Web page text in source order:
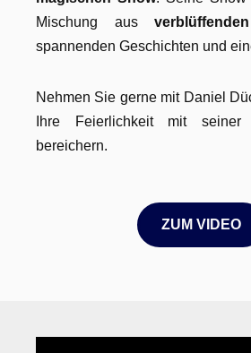
Mischung aus
spannenden Geschichten und
Nehmen Sie gerne mit Daniel
Ihre Feierlichkeit mit seiner
bereichern.
ZUM VIDEO